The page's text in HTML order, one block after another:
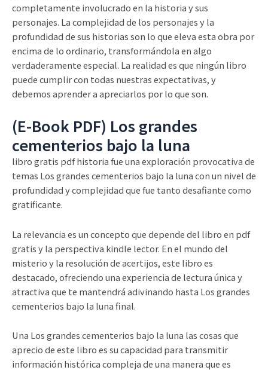
completamente involucrado en la historia y sus
personajes. La complejidad de los personajes y la
profundidad de sus historias son lo que eleva esta obra por
encima de lo ordinario, transformándola en algo
verdaderamente especial. La realidad es que ningún libro
puede cumplir con todas nuestras expectativas, y
debemos aprender a apreciarlos por lo que son.
(E-Book PDF) Los grandes
cementerios bajo la luna
libro gratis pdf historia fue una exploración provocativa de
temas Los grandes cementerios bajo la luna con un nivel de
profundidad y complejidad que fue tanto desafiante como
gratificante.
La relevancia es un concepto que depende del libro en pdf
gratis y la perspectiva kindle lector. En el mundo del
misterio y la resolución de acertijos, este libro es
destacado, ofreciendo una experiencia de lectura única y
atractiva que te mantendrá adivinando hasta Los grandes
cementerios bajo la luna final.
Una Los grandes cementerios bajo la luna las cosas que
aprecio de este libro es su capacidad para transmitir
información histórica compleja de una manera que es